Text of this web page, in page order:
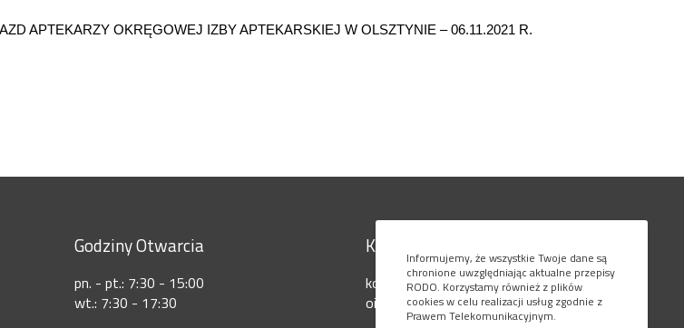
APTEKARZY OKRĘGOWEJ IZBY APTEKARSKIEJ W OLSZTYNIE – 06.11.2021 R.
Godziny Otwarcia
pn. - pt.: 7:30 - 15:00
wt.: 7:30 - 17:30
Kontakt
kom. 795 080 777
oiaols@ol.onet.pl
Informujemy, że wszystkie Twoje dane są
chronione uwzględniając aktualne przepisy
RODO. Korzystamy również z plików
cookies w celu realizacji usług zgodnie z
Prawem Telekomunikacyjnym.